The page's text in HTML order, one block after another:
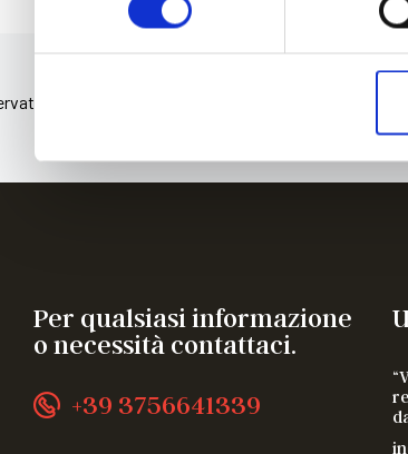
a 60 giovani con Emofilia o altre MEC, alle
Per qualsiasi informazione
o necessità contattaci.
+39 3756641339